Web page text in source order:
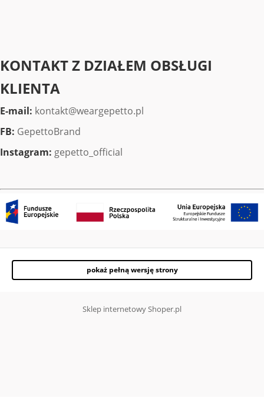
KONTAKT Z DZIAŁEM OBSŁUGI
KLIENTA
E-mail: kontakt@weargepetto.pl
FB: GepettoBrand
Instagram: gepetto_official
pokaż pełną wersję strony
Sklep internetowy Shoper.pl